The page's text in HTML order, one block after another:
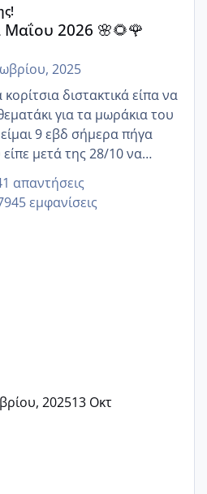
2026 🌸🌻🌹
2025
διστακτικά είπα να
για τα μωράκια του
μετά της 28/10 να
για την αυχενική είναι
να γεννάει Μάιο ;;
απαντήσεις
εμφανίσεις
202513 Οκτ